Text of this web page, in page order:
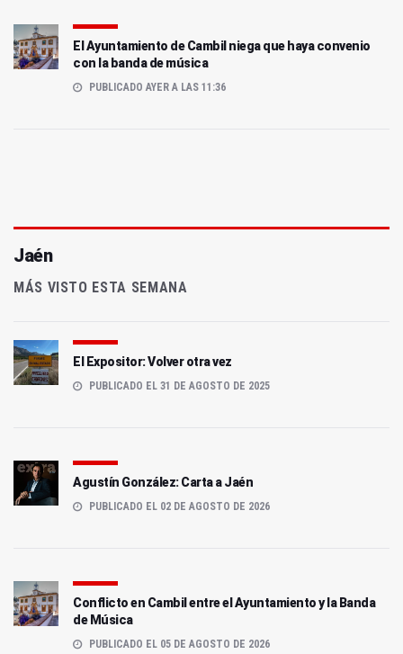
El Ayuntamiento de Cambil niega que haya convenio
con la banda de música
PUBLICADO AYER A LAS 11:36
Jaén
MÁS VISTO ESTA SEMANA
El Expositor: Volver otra vez
PUBLICADO EL 31 DE AGOSTO DE 2025
Agustín González: Carta a Jaén
PUBLICADO EL 02 DE AGOSTO DE 2026
Conflicto en Cambil entre el Ayuntamiento y la Banda
de Música
PUBLICADO EL 05 DE AGOSTO DE 2026